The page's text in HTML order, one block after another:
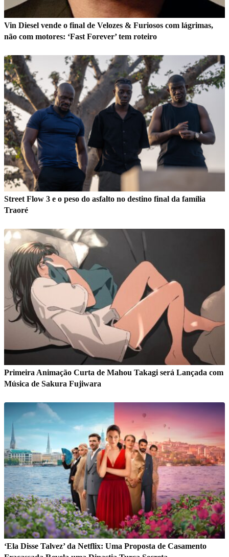
Vin Diesel vende o final de Velozes & Furiosos com lágrimas,
não com motores: ‘Fast Forever’ tem roteiro
Street Flow 3 e o peso do asfalto no destino final da família
Traoré
Primeira Animação Curta de Mahou Takagi será Lançada com
Música de Sakura Fujiwara
‘Ela Disse Talvez’ da Netflix: Uma Proposta de Casamento